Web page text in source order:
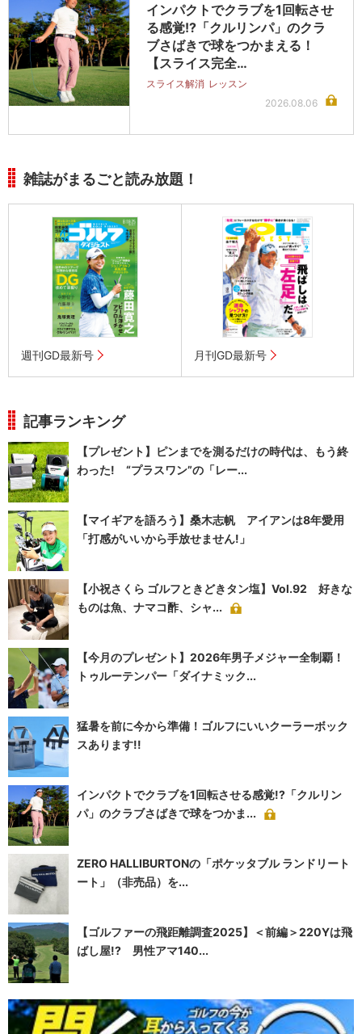
インパクトでクラブを1回転させ
る感覚!?「クルリンパ」のクラ
ブさばきで球をつかまえる！
【スライス完全…
スライス解消 レッスン
2026.08.06
雑誌がまるごと読み放題！
週刊GD最新号 月刊GD最新号
記事ランキング
【プレゼント】ピンまでを測るだけの時代は、もう終
わった! “プラスワン”の「レー...
【マイギアを語ろう】桑木志帆 アイアンは8年愛用
「打感がいいから手放せません!」
【小祝さくら ゴルフときどきタン塩】Vol.92 好きな
ものは魚、ナマコ酢、シャ...
【今月のプレゼント】2026年男子メジャー全制覇！
トゥルーテンパー「ダイナミック...
猛暑を前に今から準備！ゴルフにいいクーラーボック
スあります!!
インパクトでクラブを1回転させる感覚!?「クルリン
パ」のクラブさばきで球をつかま...
ZERO HALLIBURTONの「ポケッタブル ランドリート
ート」（非売品）を...
【ゴルファーの飛距離調査2025】＜前編＞220Yは飛
ばし屋!? 男性アマ140...